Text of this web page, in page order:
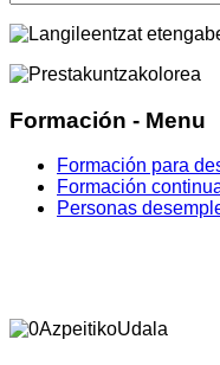
Formación - Menu
Formación para
Formación
Personas